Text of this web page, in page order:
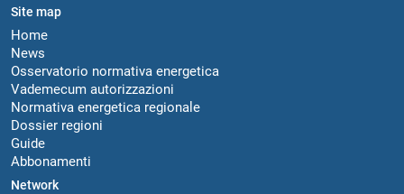
Site map
Home
News
Osservatorio normativa energetica
Vademecum autorizzazioni
Normativa energetica regionale
Dossier regioni
Guide
Abbonamenti
Network